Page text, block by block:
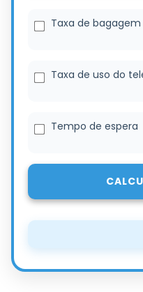
Taxa de bagagem
Taxa de uso do
Tempo de espera